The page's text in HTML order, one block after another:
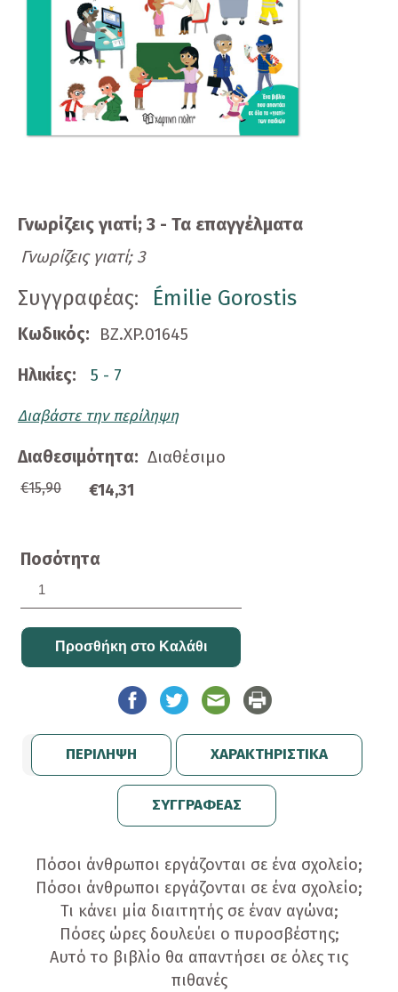
Γνωρίζεις γιατί; 3 - Τα επαγγέλματα
Γνωρίζεις γιατί; 3
Συγγραφέας: Émilie Gorostis
Κωδικός:
BZ.XP.01645
Ηλικίες:
5 - 7
Διαβάστε την περίληψη
Διαθεσιμότητα: Διαθέσιμο
€15,90 €14,31
Ποσότητα
ΠΕΡΙΛΗΨΗ ΧΑΡΑΚΤΗΡΙΣΤΙΚΑ
ΣΥΓΓΡΑΦΕΑΣ
Πόσοι άνθρωποι εργάζονται σε ένα σχολείο;
Πόσοι άνθρωποι εργάζονται σε ένα σχολείο;
Τι κάνει μία διαιτητής σε έναν αγώνα;
Πόσες ώρες δουλεύει ο πυροσβέστης;
Αυτό το βιβλίο θα απαντήσει σε όλες τις
πιθανές